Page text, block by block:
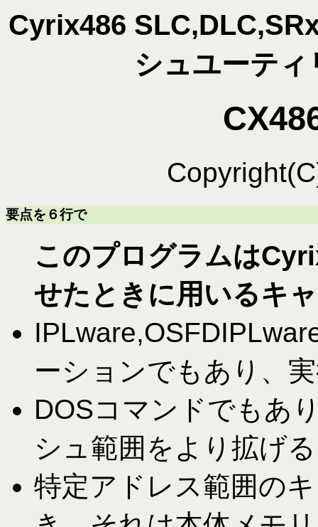
Cyrix486
シュユーテ
要点を６行で
このプログラムは
せたときに用いるキ
ーションでもあり、
DOSコマンドでもあ
シュ範囲をより拡げ
特定アドレス範囲の